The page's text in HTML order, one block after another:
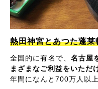
熱田神宮とあつた蓬
全国的に有名で、 名古屋
まざまなご利益をいただ
年間になんと700万人以